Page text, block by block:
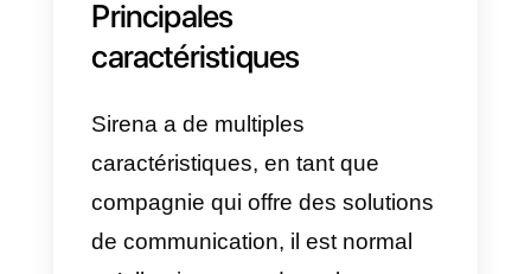
CRM, tels que ceux mentionnés
ci-dessus.
En résumé, Sirena est un outil
nous offre un système de
communication intégré pour